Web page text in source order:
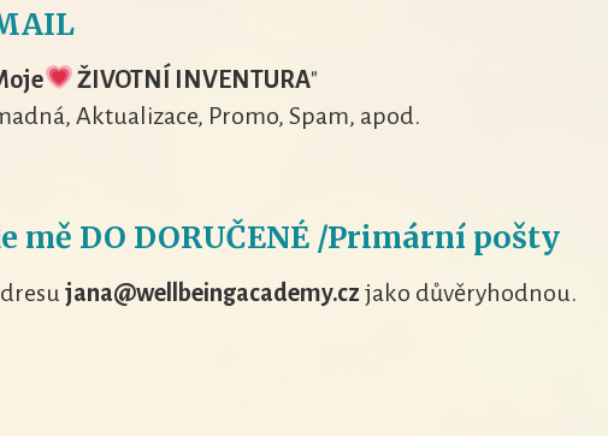
ŽIVOTNÍ INVENTURA"
Aktualizace, Promo, Spam, apod.
mě DO DORUČENÉ /Primární pošty
jana@wellbeingacademy.czjako důvěryhodnou.